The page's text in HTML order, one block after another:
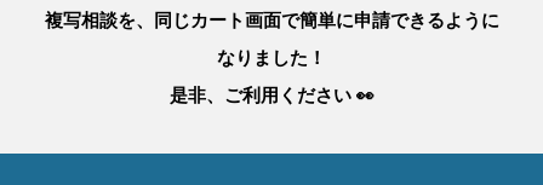
複写相談を、同じカート画面で簡単に申請できるように
なりました！
是非、ご利用ください 👀